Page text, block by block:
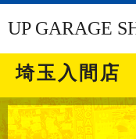
UP GARAGE
埼玉入間店